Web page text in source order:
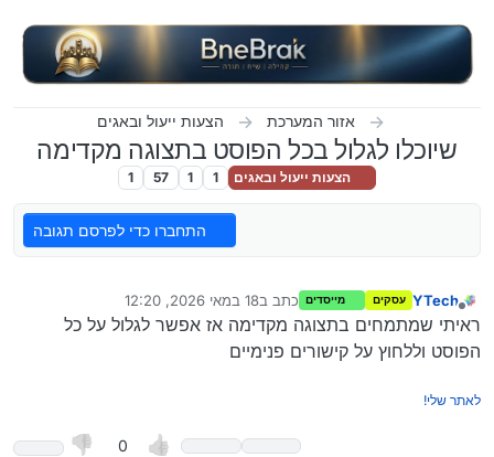
אזור המערכת הצעות ייעול ובאגים
שיוכלו לגלול בכל הפוסט בתצוגה מקדימה
הצעות ייעול ובאגים 1
1
57
1
התחברו כדי לפרסם תגובה
מנותק
YTech עסקים מייסדים כתב ב18 במאי 2026, 12:20
נערך לאחרונה על ידי
ראיתי שמתמחים בתצוגה מקדימה אז אפשר לגלול על כל
הפוסט וללחוץ על קישורים פנימיים
לאתר שלי!
0